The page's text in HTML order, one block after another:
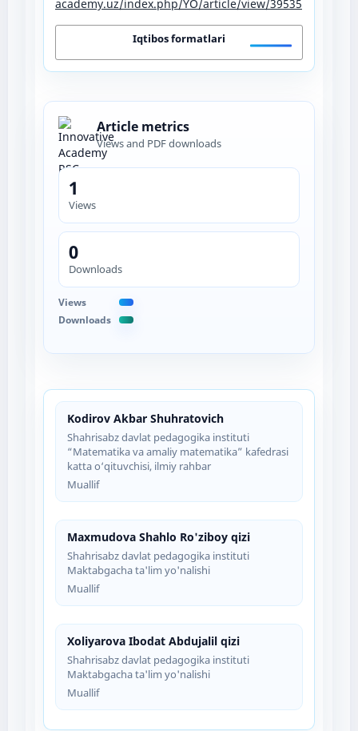
Kodirov Akbar Shuhratovich
Shahrisabz davlat pedagogika instituti
“Matematika va amaliy matematika” kafedrasi
katta o‘qituvchisi, ilmiy rahbar
Muallif
Maxmudova Shahlo Ro'ziboy qizi
Shahrisabz davlat pedagogika instituti
Maktabgacha ta'lim yo'nalishi
Muallif
Xoliyarova Ibodat Abdujalil qizi
Shahrisabz davlat pedagogika instituti
Maktabgacha ta'lim yo'nalishi
Muallif
academy.uz/index.php/YO/article/view/39535
Iqtibos formatlari
Article metrics
Views and PDF downloads
1
Views
0
Downloads
Views
Downloads